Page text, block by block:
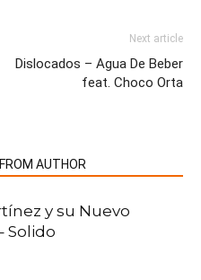
Next article
Dislocados – Agua De Beber
feat. Choco Orta
AUTHOR
y su Nuevo
Solido